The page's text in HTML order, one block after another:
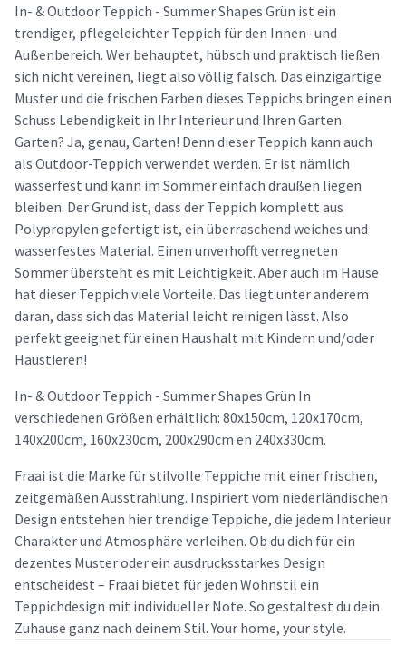
In- & Outdoor Teppich - Summer Shapes Grün ist ein
trendiger, pflegeleichter Teppich für den Innen- und
Außenbereich. Wer behauptet, hübsch und praktisch ließen
sich nicht vereinen, liegt also völlig falsch. Das einzigartige
Muster und die frischen Farben dieses Teppichs bringen einen
Schuss Lebendigkeit in Ihr Interieur und Ihren Garten.
Garten? Ja, genau, Garten! Denn dieser Teppich kann auch
als Outdoor-Teppich verwendet werden. Er ist nämlich
wasserfest und kann im Sommer einfach draußen liegen
bleiben. Der Grund ist, dass der Teppich komplett aus
Polypropylen gefertigt ist, ein überraschend weiches und
wasserfestes Material. Einen unverhofft verregneten
Sommer übersteht es mit Leichtigkeit. Aber auch im Hause
hat dieser Teppich viele Vorteile. Das liegt unter anderem
daran, dass sich das Material leicht reinigen lässt. Also
perfekt geeignet für einen Haushalt mit Kindern und/oder
Haustieren!
In- & Outdoor Teppich - Summer Shapes Grün In
verschiedenen Größen erhältlich: 80x150cm, 120x170cm,
140x200cm, 160x230cm, 200x290cm en 240x330cm.
Fraai ist die Marke für stilvolle Teppiche mit einer frischen,
zeitgemäßen Ausstrahlung. Inspiriert vom niederländischen
Design entstehen hier trendige Teppiche, die jedem Interieur
Charakter und Atmosphäre verleihen. Ob du dich für ein
dezentes Muster oder ein ausdrucksstarkes Design
entscheidest – Fraai bietet für jeden Wohnstil ein
Teppichdesign mit individueller Note. So gestaltest du dein
Zuhause ganz nach deinem Stil. Your home, your style.